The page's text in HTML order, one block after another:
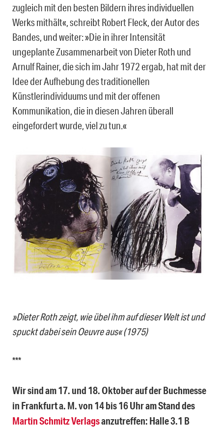
zugleich mit den besten Bildern ihres individuellen
Werks mithält«, schreibt Robert Fleck, der Autor des
Bandes, und weiter: »Die in ihrer Intensität
ungeplante Zusammenarbeit von Dieter Roth und
Arnulf Rainer, die sich im Jahr 1972 ergab, hat mit der
Idee der Aufhebung des traditionellen
Künstlerindividuums und mit der offenen
Kommunikation, die in diesen Jahren überall
eingefordert wurde, viel zu tun.«
»Dieter Roth zeigt, wie übel ihm auf dieser Welt ist und
spuckt dabei sein Oeuvre aus« (1975)
***
Wir sind am 17. und 18. Oktober auf der Buchmesse
in Frankfurt a. M. von 14 bis 16 Uhr am Stand des
Martin Schmitz Verlagsanzutreffen: Halle 3.1 B